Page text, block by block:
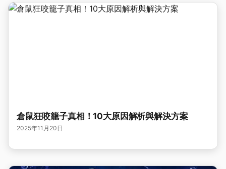
倉鼠狂咬籠子真相！10大原因解析與解決方案
2025年11月20日